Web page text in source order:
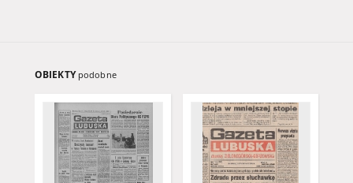
OBIEKTY podobne